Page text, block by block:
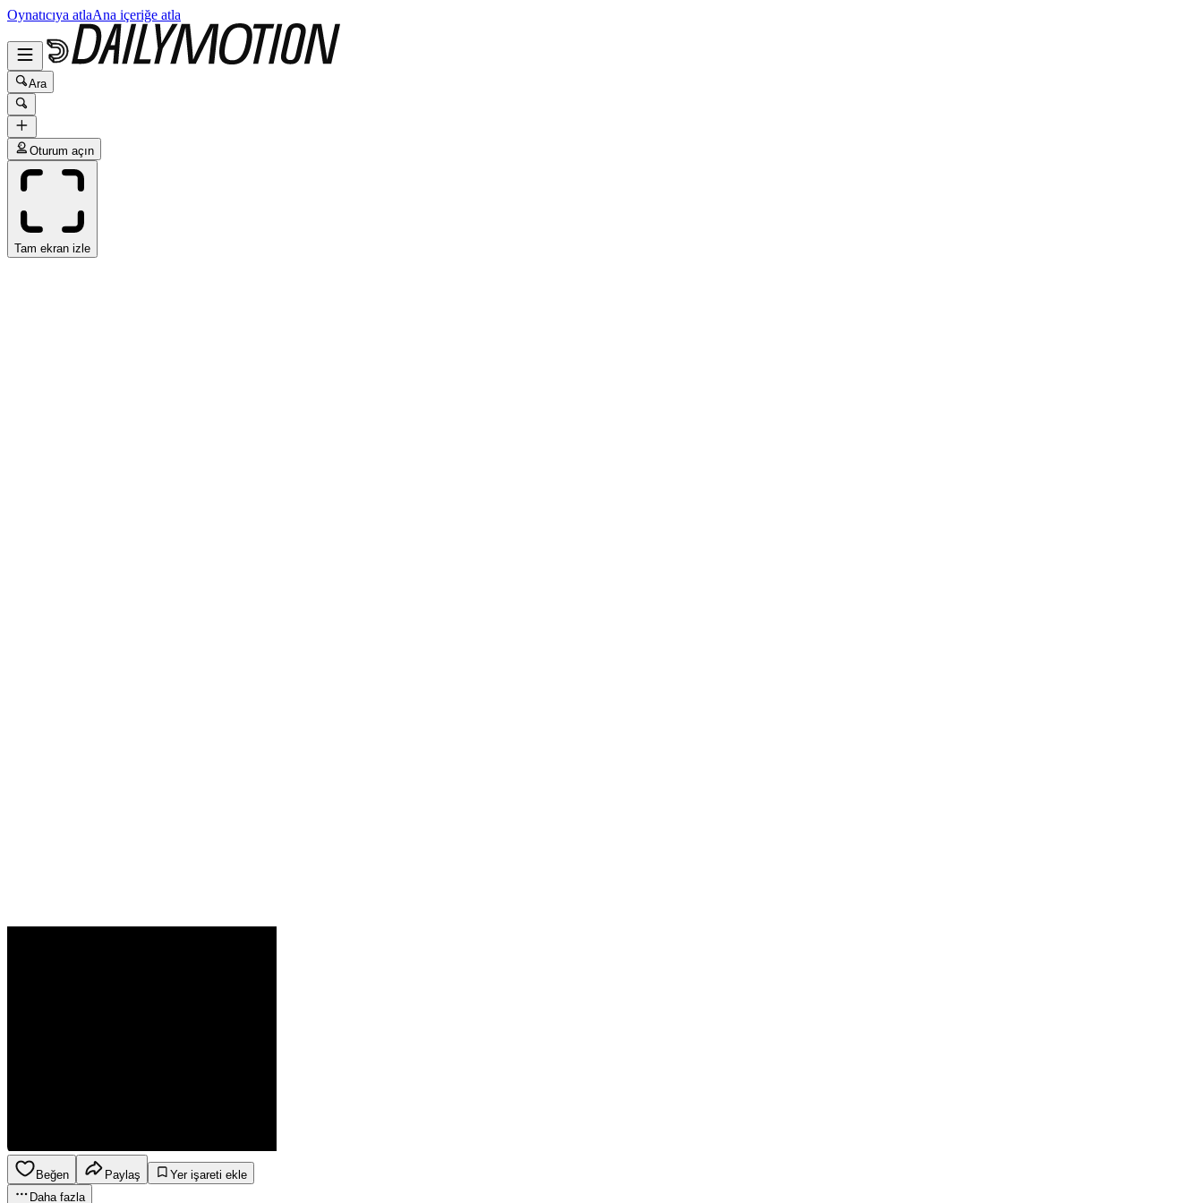
Oynatıcıya atlaAna içeriğe atla
Ara
Oturum açın
Tam ekran izle
Beğen Paylaş
Yer işareti ekle
Daha fazla